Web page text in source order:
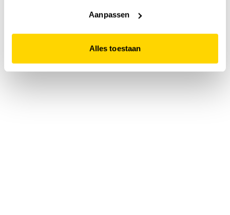
website niet optimaal functioneert.
Aanpassen
Alles toestaan